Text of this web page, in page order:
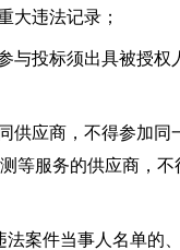
违法记录；
投标须出具被授权
应商，不得参加同
等服务的供应商，
件当事人名单的、